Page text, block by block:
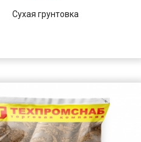
Сухая грунтовка